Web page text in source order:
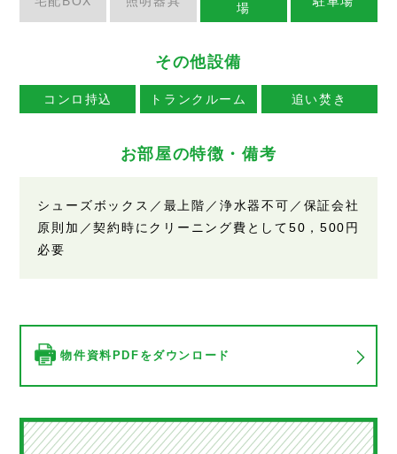
場
その他設備
コンロ持込 トランクルーム 追い焚き
お部屋の特徴・備考
シューズボックス／最上階／浄水器不可／保証会社
原則加／契約時にクリーニング費として50，500円
必要
物件資料PDFをダウンロード